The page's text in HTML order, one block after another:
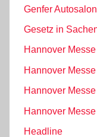
Genfer Autosalon
Gesetz in
Hannover Messe
Hannover
Hannover
Hannover
Headline